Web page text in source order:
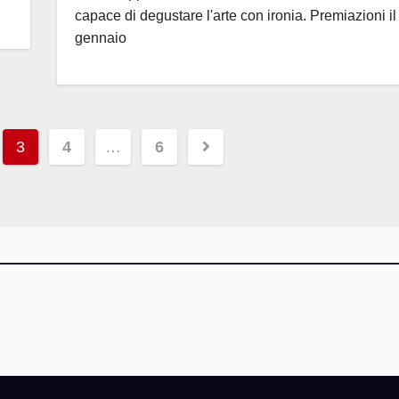
capace di degustare l'arte con ironia. Premiazioni il
gennaio
3 4 … 6